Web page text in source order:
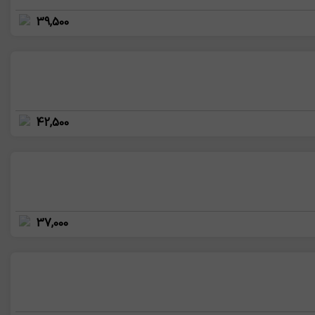
39,500
42,500
37,000